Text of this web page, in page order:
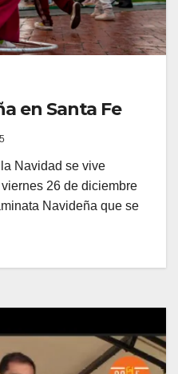
en Santa Fe
Navidad se vive
26 de diciembre
Navideña que se